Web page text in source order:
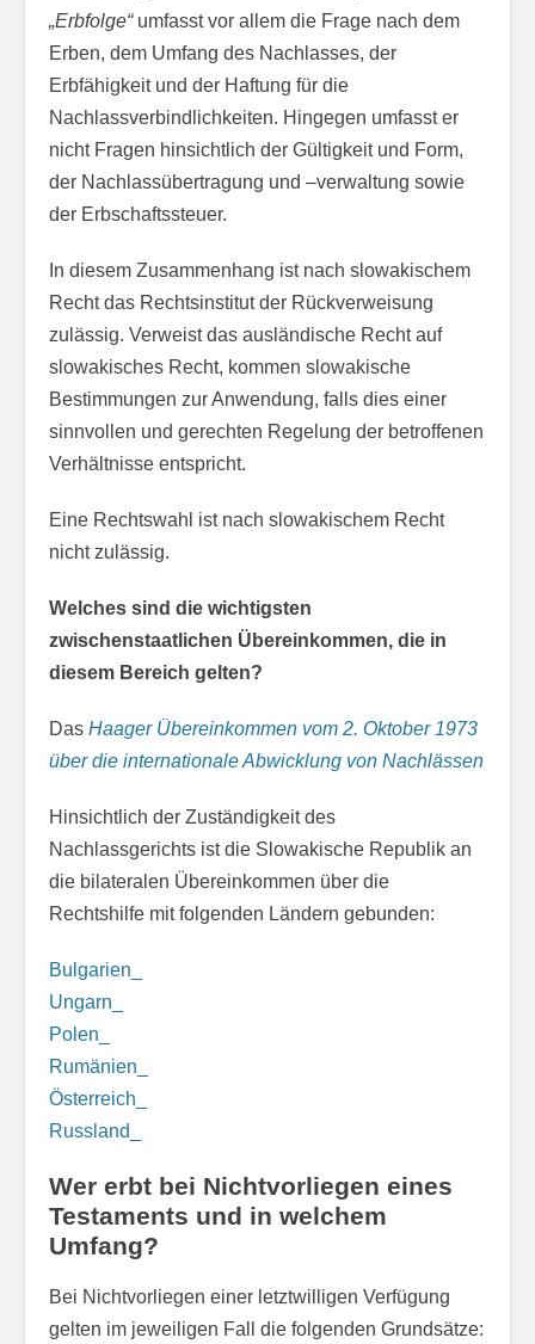
„Erbfolge“umfasst vor allem die Frage nach dem
Erben, dem Umfang des Nachlasses, der
Erbfähigkeit und der Haftung für die
Nachlassverbindlichkeiten. Hingegen umfasst er
nicht Fragen hinsichtlich der Gültigkeit und Form,
der Nachlassübertragung und –verwaltung sowie
der Erbschaftssteuer.
In diesem Zusammenhang ist nach slowakischem
Recht das Rechtsinstitut der Rückverweisung
zulässig. Verweist das ausländische Recht auf
slowakisches Recht, kommen slowakische
Bestimmungen zur Anwendung, falls dies einer
sinnvollen und gerechten Regelung der betroffenen
Verhältnisse entspricht.
Eine Rechtswahl ist nach slowakischem Recht
nicht zulässig.
Welches sind die wichtigsten
zwischenstaatlichen Übereinkommen, die in
diesem Bereich gelten?
Das Haager Übereinkommen vom 2. Oktober 1973
über die internationale Abwicklung von Nachlässen
Hinsichtlich der Zuständigkeit des
Nachlassgerichts ist die Slowakische Republik an
die bilateralen Übereinkommen über die
Rechtshilfe mit folgenden Ländern gebunden:
Bulgarien_
Ungarn_
Polen_
Rumänien_
Österreich_
Russland_
Wer erbt bei Nichtvorliegen eines
Testaments und in welchem
Umfang?
Bei Nichtvorliegen einer letztwilligen Verfügung
gelten im jeweiligen Fall die folgenden Grundsätze: